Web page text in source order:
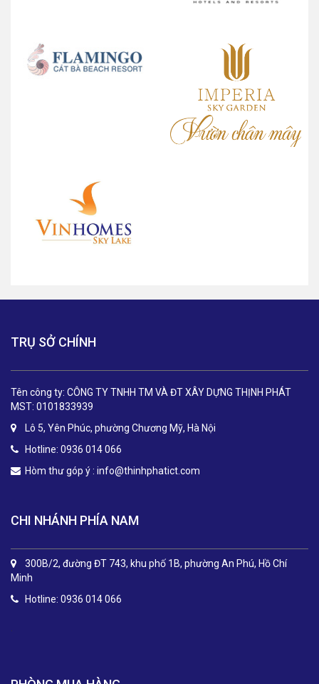
TRỤ SỞ CHÍNH
Tên công ty: CÔNG TY TNHH TM VÀ ĐT XÂY DỰNG THỊNH PHÁT
MST: 0101833939
Lô 5, Yên Phúc, phường Chương Mỹ, Hà Nội
Hotline: 0936 014 066
Hòm thư góp ý : info@thinhphatict.com
CHI NHÁNH PHÍA NAM
300B/2, đường ĐT 743, khu phố 1B, phường An Phú, Hồ Chí
Minh
Hotline: 0936 014 066
.